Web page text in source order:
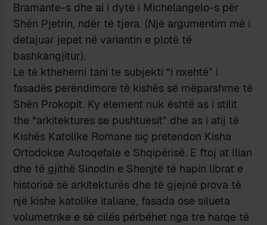
Bramante-s dhe ai i dytë i Michelangelo-s për
Shën Pjetrin, ndër të tjera. (Një argumentim më i
detajuar jepet në variantin e plotë të
bashkangjitur).
Le të kthehemi tani te subjekti “i nxehtë” i
fasadës perëndimore të kishës së mëparshme të
Shën Prokopit. Ky element nuk është as i stilit
the “arkitektures se pushtuesit” dhe as i atij të
Kishës Katolike Romane siç pretendon Kisha
Ortodokse Autoqefale e Shqipërisë. E ftoj at Ilian
dhe të gjithë Sinodin e Shenjtë të hapin librat e
historisë së arkitekturës dhe të gjejnë prova të
një kishe katolike italiane, fasada ose silueta
volumetrike e së cilës përbëhet nga tre harqe të